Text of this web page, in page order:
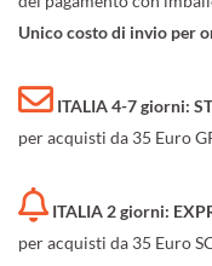
Unico costo di invio per
ITALIA 4-7 giorni:
per acquisti da 35 Euro
ITALIA 2 giorni:
per acquisti da 35 Euro